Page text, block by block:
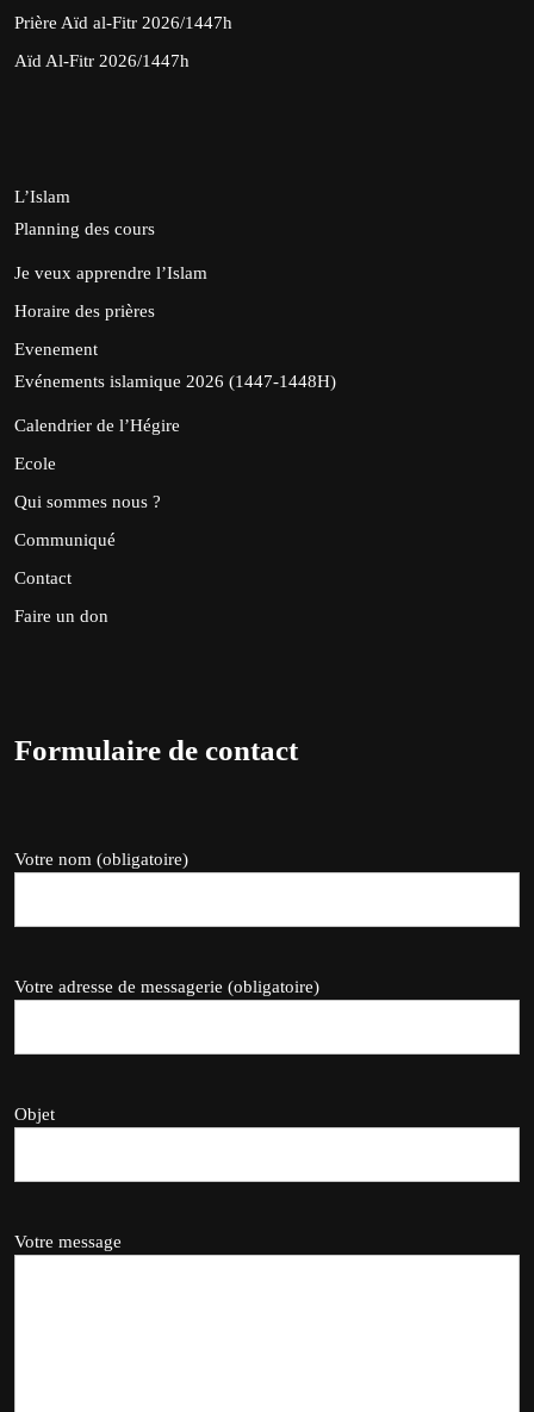
Prière Aïd al-Fitr 2026/1447h
Aïd Al-Fitr 2026/1447h
L’Islam
Planning des cours
Je veux apprendre l’Islam
Horaire des prières
Evenement
Evénements islamique 2026 (1447-1448H)
Calendrier de l’Hégire
Ecole
Qui sommes nous ?
Communiqué
Contact
Faire un don
Formulaire de contact
Votre nom (obligatoire)
Votre adresse de messagerie (obligatoire)
Objet
Votre message